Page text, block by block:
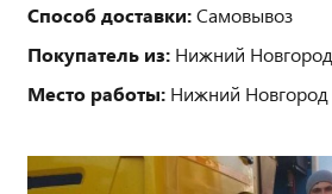
Способ доставки:Самовывоз
Покупатель из: Нижний Новгород
Место работы: Нижний Новгород